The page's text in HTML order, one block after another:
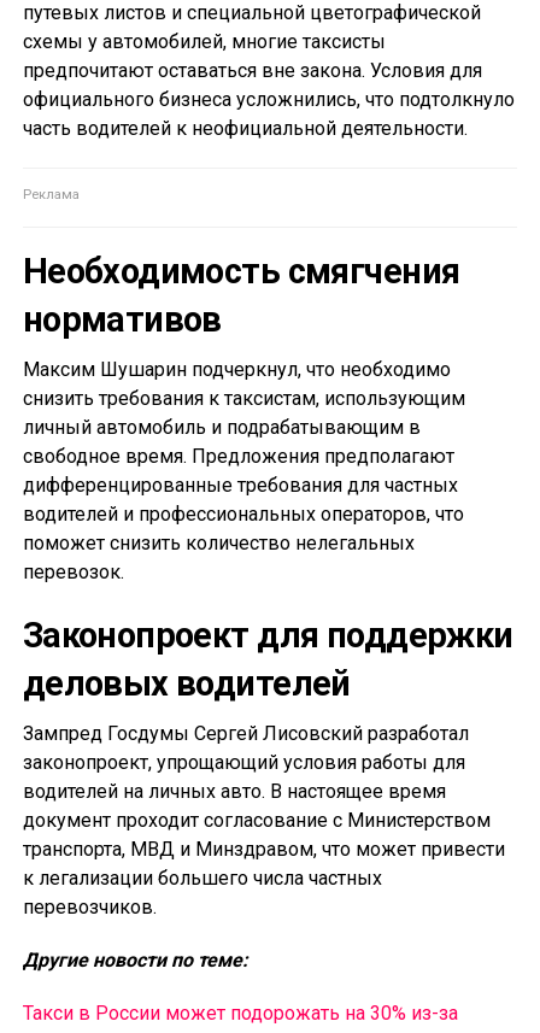
путевых листов и специальной цветографической
схемы у автомобилей, многие таксисты
предпочитают оставаться вне закона. Условия для
официального бизнеса усложнились, что подтолкнуло
часть водителей к неофициальной деятельности.
Необходимость смягчения
нормативов
Максим Шушарин подчеркнул, что необходимо
снизить требования к таксистам, использующим
личный автомобиль и подрабатывающим в
свободное время. Предложения предполагают
дифференцированные требования для частных
водителей и профессиональных операторов, что
поможет снизить количество нелегальных
перевозок.
Законопроект для поддержки
деловых водителей
Зампред Госдумы Сергей Лисовский разработал
законопроект, упрощающий условия работы для
водителей на личных авто. В настоящее время
документ проходит согласование с Министерством
транспорта, МВД и Минздравом, что может привести
к легализации большего числа частных
перевозчиков.
Другие новости по теме:
Такси в России может подорожать на 30% из-за